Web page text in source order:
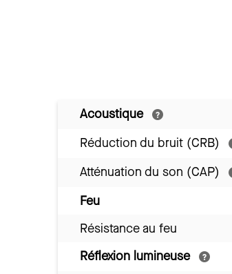
Acoustique
Réduction du bruit (CRB)
Atténuation du son (CAP)
Feu
Résistance au feu
Réflexion lumineuse